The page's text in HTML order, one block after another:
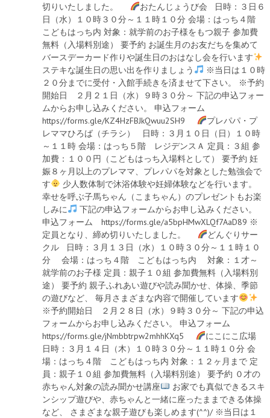
切りいたしました。
おたんじょうび会 日時：３日６
日（水）１０時３０分～１１時１０分 会場：はっち４階
こどもはっち内 対象：就学前のお子様をもつ親子 参加費
無料（入場料別途） 要予約 お誕生月のお友だちを集めて
バースデーカード作りや誕生日のおはなし会を行います
ステキな誕生日の思い出を作りましょう
※当日は１０時
２０分までに受付・入館手続きを済ませて下さい。 ※予約
開始日 ２月２１日（水）９時３０分～ 下記の申込フォー
ムからお申し込みください。 申込フォーム
https://forms.gle/KZ4HzFBJkQwuu2SH9
プレパパ・プ
レママひろば（チラシ） 日時：３月１０日（日）１０時
～１１時 会場：はっち５階 レジデンスＡ 定員：３組 参
加費：１００円（こどもはっち入場料として） 要予約 妊
娠８ヶ月以上のプレママ、プレパパを対象とした勉強会で
す
少人数体制で沐浴体験や妊婦体験などを行います。
幸せを呼ぶ子馬ちゃん（こまちゃん）のプレゼントもお楽
しみに
下記の申込フォームからお申し込みください。
申込フォーム https://forms.gle/a5bpHMwXLQf7AaD89 ※
定員となり、締め切りいたしました。
どんぐりサー
クル 日時：３月１３日（水）１０時３０分～１１時１０
分 会場：はっち４階 こどもはっち内 対象：１才～
就学前のお子様 定員：親子１０組 参加費無料（入場料別
途） 要予約 親子ふれあい遊びや読み聞かせ、体操、季節
の遊びなど、 毎月さまざまな内容で開催しています
※予約開始日 ２月２８日（水）９時３０分～ 下記の申込
フォームからお申し込みください。 申込フォーム
https://forms.gle/jNmbbtrpw2mhhKXq5
にこにこ広場
日時：３月１４日（木）１０時３０分～１１時１０分 会
場：はっち４階 こどもはっち内 対象：１２ヶ月まで 定
員：親子１０組 参加費無料（入場料別途） 要予約 ０才の
赤ちゃん対象の読み聞かせ講座
お家でも真似できるスキ
ンシップ遊びや、赤ちゃんと一緒に座ったままできる体操
など、 さまざまな親子遊びも楽しめます(^^)/ ※当日は１